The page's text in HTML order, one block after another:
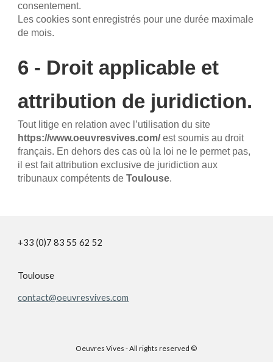
consentement.
Les cookies sont enregistrés pour une durée maximale
de mois.
6 - Droit applicable et
attribution de juridiction.
Tout litige en relation avec l’utilisation du site
https://www.oeuvresvives.com/est soumis au droit
français. En dehors des cas où la loi ne le permet pas,
il est fait attribution exclusive de juridiction aux
tribunaux compétents deToulouse.
+33 (0)7 83 55 62 52
Toulouse
contact@oeuvresvives.com
Oeuvres Vives - All rights reserved ©